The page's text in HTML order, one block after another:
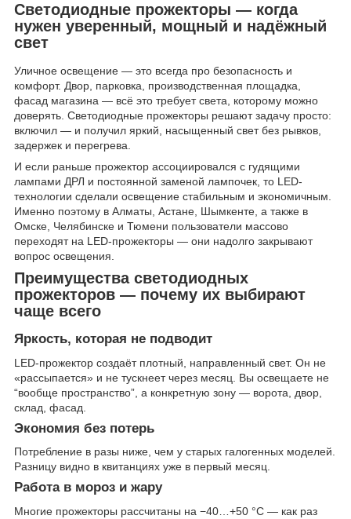
Светодиодные прожекторы — когда
нужен уверенный, мощный и надёжный
свет
Уличное освещение — это всегда про безопасность и
комфорт. Двор, парковка, производственная площадка,
фасад магазина — всё это требует света, которому можно
доверять. Светодиодные прожекторы решают задачу просто:
включил — и получил яркий, насыщенный свет без рывков,
задержек и перегрева.
И если раньше прожектор ассоциировался с гудящими
лампами ДРЛ и постоянной заменой лампочек, то LED-
технологии сделали освещение стабильным и экономичным.
Именно поэтому в Алматы, Астане, Шымкенте, а также в
Омске, Челябинске и Тюмени пользователи массово
переходят на LED-прожекторы — они надолго закрывают
вопрос освещения.
Преимущества светодиодных
прожекторов — почему их выбирают
чаще всего
Яркость, которая не подводит
LED-прожектор создаёт плотный, направленный свет. Он не
«рассыпается» и не тускнеет через месяц. Вы освещаете не
“вообще пространство”, а конкретную зону — ворота, двор,
склад, фасад.
Экономия без потерь
Потребление в разы ниже, чем у старых галогенных моделей.
Разницу видно в квитанциях уже в первый месяц.
Работа в мороз и жару
Многие прожекторы рассчитаны на −40…+50 °C — как раз